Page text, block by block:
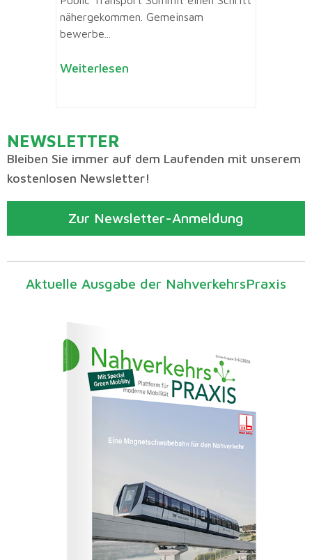
nähergekommen. Gemeinsam
bewerbe...
Weiterlesen
NEWSLETTER
Bleiben Sie immer auf dem Laufenden mit unserem
kostenlosen Newsletter!
Zur Newsletter-Anmeldung
Aktuelle Ausgabe der NahverkehrsPraxis